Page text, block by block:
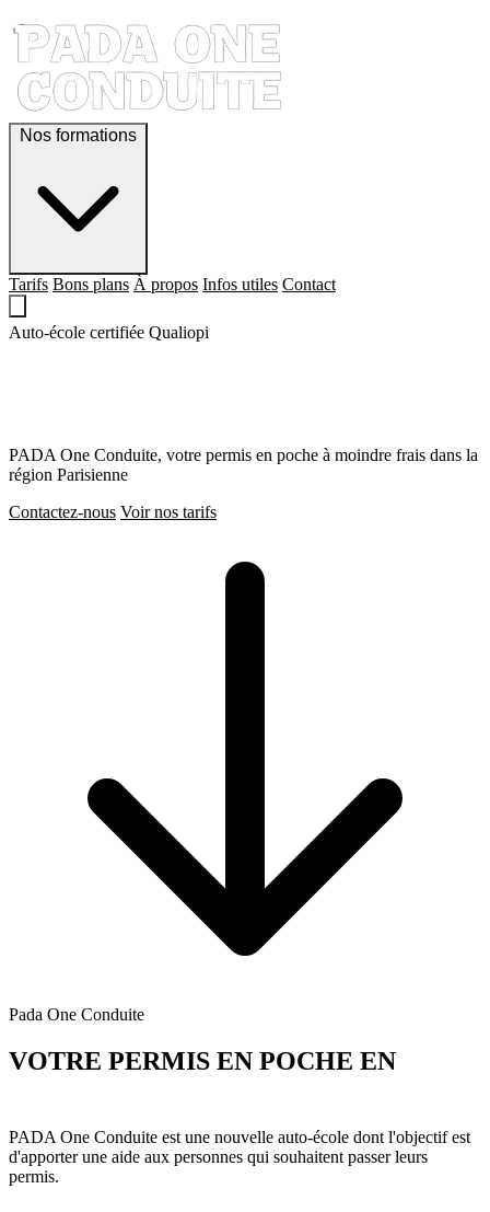
Nos formations
Tarifs Bons plans À propos Infos utiles Contact
Auto-école certifiée Qualiopi
PADA One Conduite, votre permis en poche à moindre frais dans la
région Parisienne
Contactez-nous Voir nos tarifs
Pada One Conduite
VOTRE PERMIS EN POCHE EN
PADA One Conduite est une nouvelle auto-école dont l'objectif est
d'apporter une aide aux personnes qui souhaitent passer leurs
permis.